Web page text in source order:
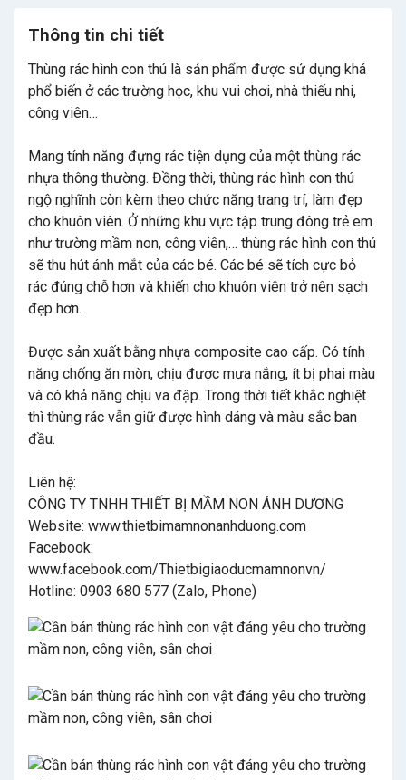
Thông tin chi tiết
Thùng rác hình con thú là sản phẩm được sử dụng khá
phổ biến ở các trường học, khu vui chơi, nhà thiếu nhi,
công viên…
Mang tính năng đựng rác tiện dụng của một thùng rác
nhựa thông thường. Đồng thời, thùng rác hình con thú
ngộ nghĩnh còn kèm theo chức năng trang trí, làm đẹp
cho khuôn viên. Ở những khu vực tập trung đông trẻ em
như trường mầm non, công viên,… thùng rác hình con thú
sẽ thu hút ánh mắt của các bé. Các bé sẽ tích cực bỏ
rác đúng chỗ hơn và khiến cho khuôn viên trở nên sạch
đẹp hơn.
Được sản xuất bằng nhựa composite cao cấp. Có tính
năng chống ăn mòn, chịu được mưa nắng, ít bị phai màu
và có khả năng chịu va đập. Trong thời tiết khắc nghiệt
thì thùng rác vẫn giữ được hình dáng và màu sắc ban
đầu.
Liên hệ:
CÔNG TY TNHH THIẾT BỊ MẦM NON ÁNH DƯƠNG
Website: www.thietbimamnonanhduong.com
Facebook:
www.facebook.com/Thietbigiaoducmamnonvn/
Hotline: 0903 680 577 (Zalo, Phone)